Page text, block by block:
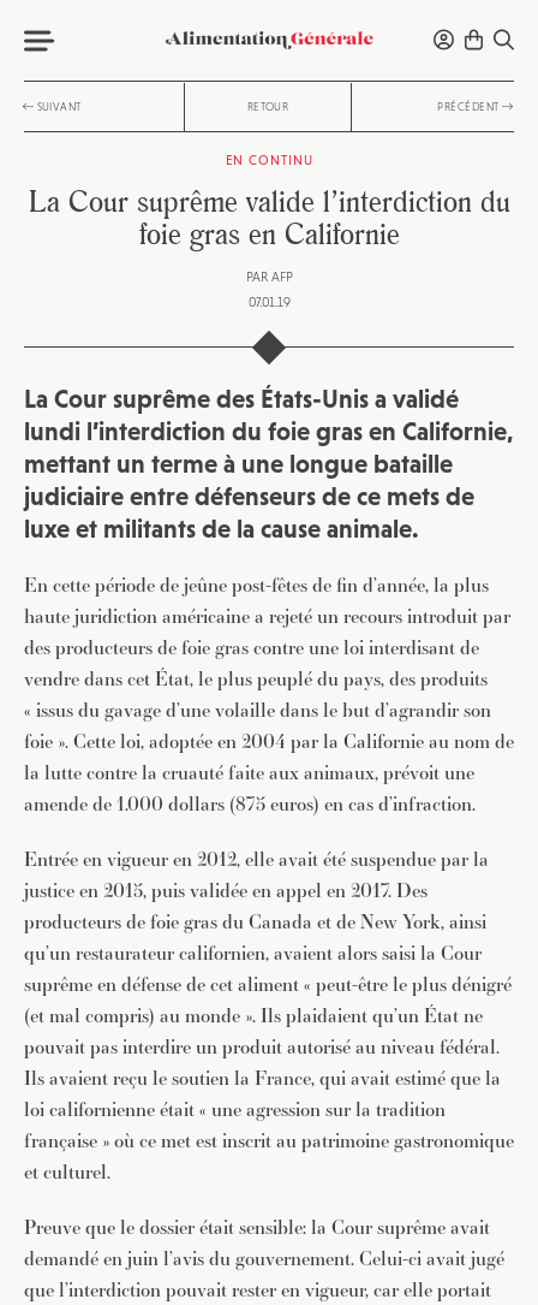
SUIVANT RETOUR PRÉCÉDENT
EN CONTINU
La Cour suprême valide l’interdiction du
foie gras en Californie
PAR AFP
07.01.19
La Cour suprême des États-Unis a validé
lundi l’interdiction du foie gras en Californie,
mettant un terme à une longue bataille
judiciaire entre défenseurs de ce mets de
luxe et militants de la cause animale.
En cette période de jeûne post-fêtes de fin d’année, la plus
haute juridiction américaine a rejeté un recours introduit par
des producteurs de foie gras contre une loi interdisant de
vendre dans cet État, le plus peuplé du pays, des produits
« issus du gavage d’une volaille dans le but d’agrandir son
foie ». Cette loi, adoptée en 2004 par la Californie au nom de
la lutte contre la cruauté faite aux animaux, prévoit une
amende de 1.000 dollars (875 euros) en cas d’infraction.
Entrée en vigueur en 2012, elle avait été suspendue par la
justice en 2015, puis validée en appel en 2017. Des
producteurs de foie gras du Canada et de New York, ainsi
qu’un restaurateur californien, avaient alors saisi la Cour
suprême en défense de cet aliment « peut-être le plus dénigré
(et mal compris) au monde ». Ils plaidaient qu’un État ne
pouvait pas interdire un produit autorisé au niveau fédéral.
Ils avaient reçu le soutien la France, qui avait estimé que la
loi californienne était « une agression sur la tradition
française » où ce met est inscrit au patrimoine gastronomique
et culturel.
Preuve que le dossier était sensible: la Cour suprême avait
demandé en juin l’avis du gouvernement. Celui-ci avait jugé
que l’interdiction pouvait rester en vigueur, car elle portait